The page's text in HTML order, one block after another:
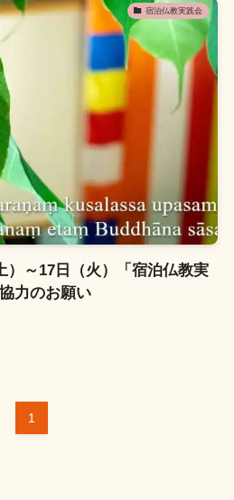
宿泊仏教実践会
）～17日（火）「宿泊仏教実
力のお願い
1